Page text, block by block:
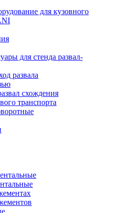
для кузовного
для стенда развал-
развала
схождения
транспорта